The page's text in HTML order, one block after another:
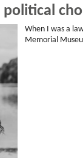
When I was a
Memorial